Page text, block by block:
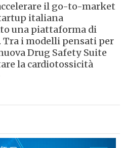
il go-to-market
italiana
una piattaforma di
i modelli pensati per
Drug Safety Suite
la cardiotossicità